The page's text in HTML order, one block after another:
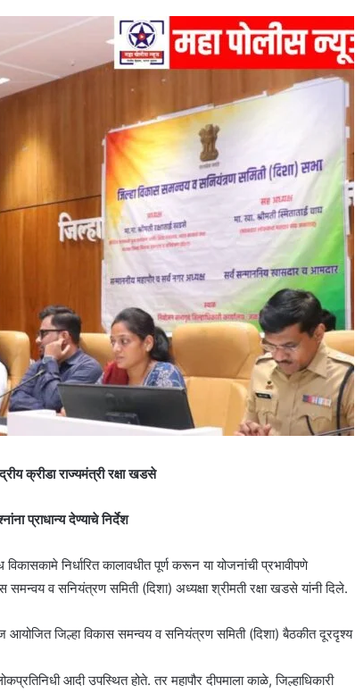
क्रीडा राज्यमंत्री रक्षा खडसे
प्राधान्य देण्याचे निर्देश
निर्धारित कालावधीत पूर्ण करून या योजनांची प्रभावीपणे
व सनियंत्रण समिती (दिशा) अध्यक्षा श्रीमती रक्षा खडसे यांनी दिले.
आयोजित जिल्हा विकास समन्वय व सनियंत्रण समिती (दिशा) बैठकीत दूरदृश्य
आदी उपस्थित होते. तर महापौर दीपमाला काळे, जिल्हाधिकारी